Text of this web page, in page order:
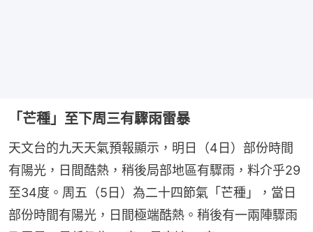
「芒種」至下周三有驟雨雷暴
天文台的九天天氣預報顯示，明日（4日）部份時間
有陽光，日間酷熱，稍後局部地區有驟雨，料介乎29
至34度。周五（5日）為二十四節氣「芒種」，當日
部份時間有陽光，日間極端酷熱。稍後有一兩陣驟雨